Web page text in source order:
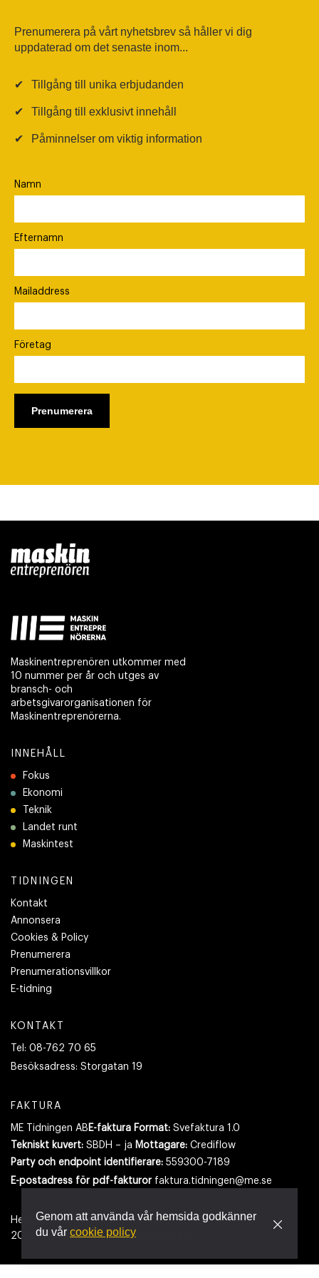
Prenumerera på vårt nyhetsbrev så håller vi dig
uppdaterad om det senaste inom...
✔ Tillgång till unika erbjudanden
✔ Tillgång till exklusivt innehåll
✔ Påminnelser om viktig information
Namn
Efternamn
Mailaddress
Företag
Maskinentreprenören utkommer med
10 nummer per år och utges av
bransch- och
arbetsgivarorganisationen för
Maskinentreprenörerna.
INNEHÅLL
Fokus
Ekonomi
Teknik
Landet runt
Maskintest
TIDNINGEN
Kontakt
Annonsera
Cookies & Policy
Prenumerera
Prenumerationsvillkor
E-tidning
KONTAKT
Tel: 08-762 70 65
Besöksadress: Storgatan 19
FAKTURA
ME Tidningen AB E-faktura Format: Svefaktura 1.0
Tekniskt kuvert: SBDH – ja Mottagare: Crediflow
Party och endpoint identifierare: 559300-7189
E-postadress för pdf-fakturor faktura.tidningen@me.se
Hemsidan använder cookies.Läs mer
2026- Tidningen Maskinentreprenören
Genom att använda vår hemsida godkänner
du vår cookie policy